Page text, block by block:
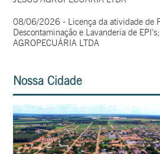
08/06/2026 - Licença da atividade de
Descontaminação e Lavanderia de
AGROPECUÁRIA LTDA
Nossa Cidade